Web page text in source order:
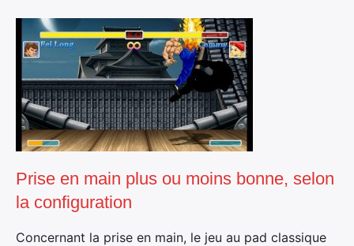
Prise en main plus ou moins bonne, selon
la configuration
Concernant la prise en main, le jeu au pad classique
Rechercher
: